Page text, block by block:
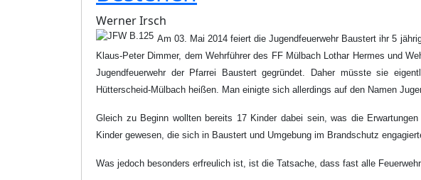
Werner Irsch
Am 03. Mai 2014 feiert die Jugendfeuerwehr Baustert ihr 5
Klaus-Peter Dimmer, dem Wehrführer des FF Mülbach Lothar Hermes und
Jugendfeuerwehr der Pfarrei Baustert gegründet. Daher müsste sie
Hütterscheid-Mülbach heißen. Man einigte sich allerdings auf den Namen
Gleich zu Beginn wollten bereits 17 Kinder dabei sein, was die
Kinder gewesen, die sich in Baustert und Umgebung im Brandschutz
Was jedoch besonders erfreulich ist, ist die Tatsache, dass fast alle